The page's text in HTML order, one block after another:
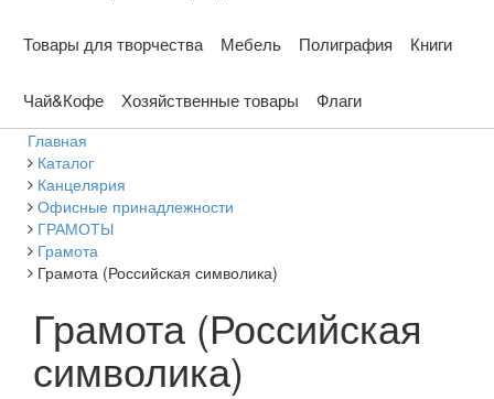
Товары для творчества Мебель Полиграфия Книги
Чай&Кофе Хозяйственные товары Флаги
Главная
Каталог
Канцелярия
Офисные принадлежности
ГРАМОТЫ
Грамота
Грамота (Российская символика)
Грамота (Российская
символика)